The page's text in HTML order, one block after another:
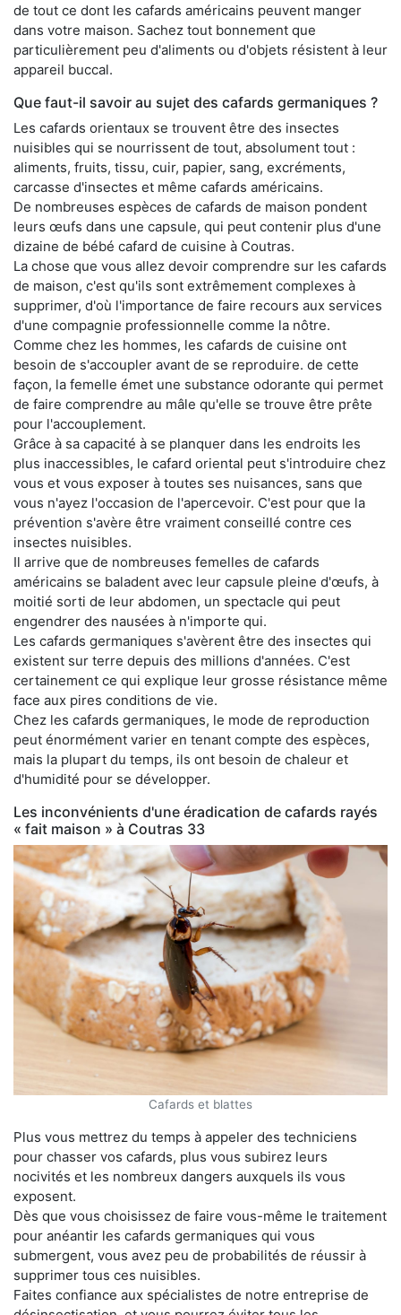
de tout ce dont les cafards américains peuvent manger
dans votre maison. Sachez tout bonnement que
particulièrement peu d'aliments ou d'objets résistent à leur
appareil buccal.
Que faut-il savoir au sujet des cafards germaniques ?
Les cafards orientaux se trouvent être des insectes
nuisibles qui se nourrissent de tout, absolument tout :
aliments, fruits, tissu, cuir, papier, sang, excréments,
carcasse d'insectes et même cafards américains.
De nombreuses espèces de cafards de maison pondent
leurs œufs dans une capsule, qui peut contenir plus d'une
dizaine de bébé cafard de cuisine à Coutras.
La chose que vous allez devoir comprendre sur les cafards
de maison, c'est qu'ils sont extrêmement complexes à
supprimer, d'où l'importance de faire recours aux services
d'une compagnie professionnelle comme la nôtre.
Comme chez les hommes, les cafards de cuisine ont
besoin de s'accoupler avant de se reproduire. de cette
façon, la femelle émet une substance odorante qui permet
de faire comprendre au mâle qu'elle se trouve être prête
pour l'accouplement.
Grâce à sa capacité à se planquer dans les endroits les
plus inaccessibles, le cafard oriental peut s'introduire chez
vous et vous exposer à toutes ses nuisances, sans que
vous n'ayez l'occasion de l'apercevoir. C'est pour que la
prévention s'avère être vraiment conseillé contre ces
insectes nuisibles.
Il arrive que de nombreuses femelles de cafards
américains se baladent avec leur capsule pleine d'œufs, à
moitié sorti de leur abdomen, un spectacle qui peut
engendrer des nausées à n'importe qui.
Les cafards germaniques s'avèrent être des insectes qui
existent sur terre depuis des millions d'années. C'est
certainement ce qui explique leur grosse résistance même
face aux pires conditions de vie.
Chez les cafards germaniques, le mode de reproduction
peut énormément varier en tenant compte des espèces,
mais la plupart du temps, ils ont besoin de chaleur et
d'humidité pour se développer.
Les inconvénients d'une éradication de cafards rayés
« fait maison » à Coutras 33
Cafards et blattes
Plus vous mettrez du temps à appeler des techniciens
pour chasser vos cafards, plus vous subirez leurs
nocivités et les nombreux dangers auxquels ils vous
exposent.
Dès que vous choisissez de faire vous-même le traitement
pour anéantir les cafards germaniques qui vous
submergent, vous avez peu de probabilités de réussir à
supprimer tous ces nuisibles.
Faites confiance aux spécialistes de notre entreprise de